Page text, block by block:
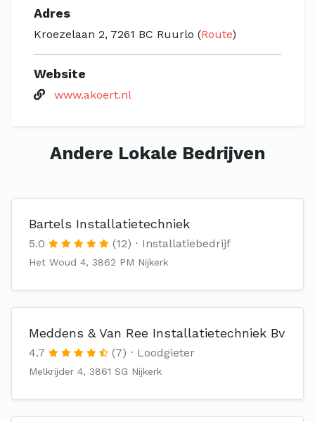
Adres
Kroezelaan 2, 7261 BC Ruurlo (Route)
Website
www.akoert.nl
Andere Lokale Bedrijven
Bartels Installatietechniek
5.0 (12) Installatiebedrijf
Het Woud 4, 3862 PM Nijkerk
Meddens & Van Ree Installatietechniek Bv
4.7 (7) Loodgieter
Melkrijder 4, 3861 SG Nijkerk